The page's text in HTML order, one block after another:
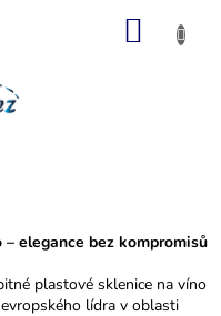
elegance bez kompromisů
plastové sklenice na víno
lídra v oblasti